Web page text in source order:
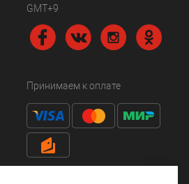
GMT+9
Принимаем к оплате